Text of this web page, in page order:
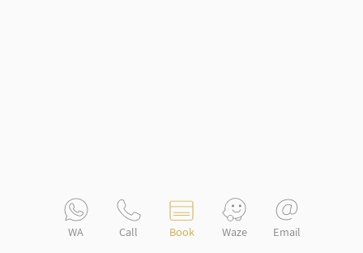
Call Book Waze Email